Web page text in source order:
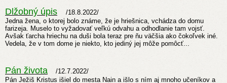
Dlžobný úpis
/18.8.2022/
Jedna žena, o ktorej bolo známe, že je hriešnica, vchádza do domu
farizeja. Muselo to vyžadovať veľkú odvahu a odhodlanie tam vojsť.
Avšak ťarcha hriechu na duši bola teraz pre ňu väčšia ako čokoľvek iné.
Vedela, že v tom dome je niekto, kto jediný jej môže pomôcť...
Pán života
/12.7.2022/
Pán Ježiš Kristus išiel do mesta Nain a išlo s ním aj mnoho učeníkov a